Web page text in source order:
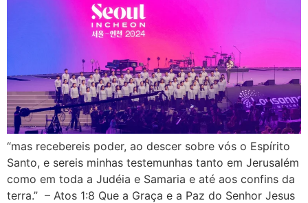
“mas recebereis poder, ao descer sobre vós o Espírito
Santo, e sereis minhas testemunhas tanto em Jerusalém
como em toda a Judéia e Samaria e até aos confins da
terra.” – Atos 1:8 Que a Graça e a Paz do Senhor Jesus